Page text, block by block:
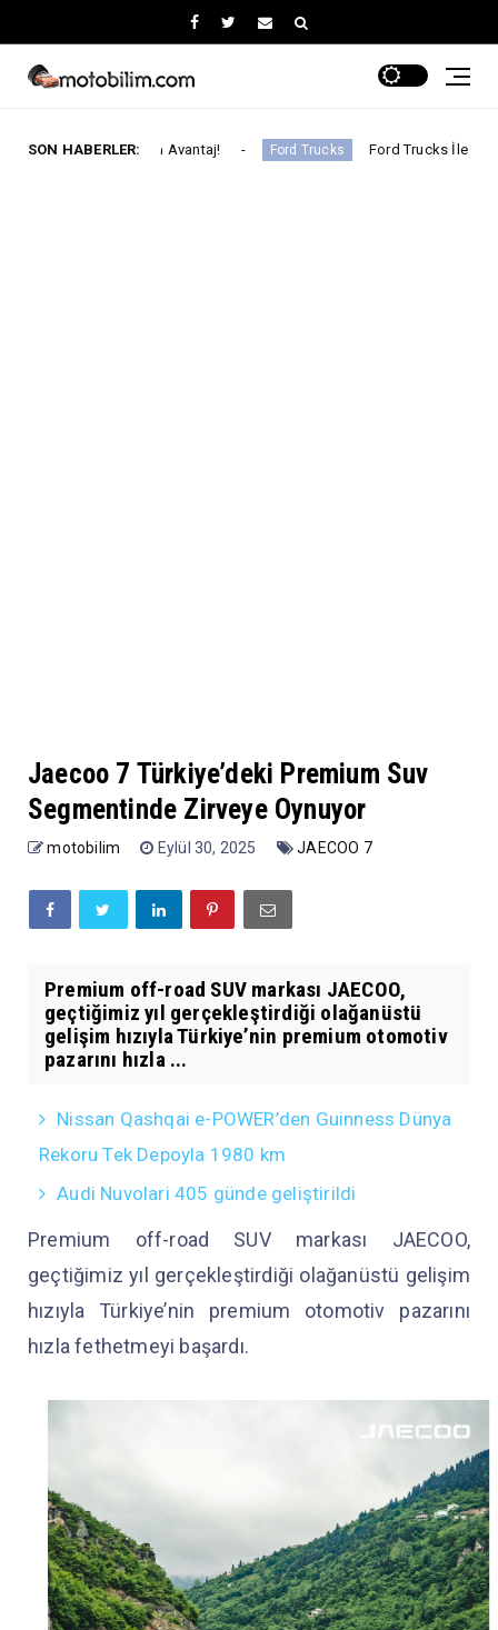
SON HABERLER:
Uygun Avantaj! Ford Trucks Ford Trucks İle Iveco Geliştirilecek
Jaecoo 7 Türkiye’deki Premium Suv
Segmentinde Zirveye Oynuyor
motobilim Eylül 30, 2025 JAECOO 7
Premium off-road SUV markası JAECOO,
geçtiğimiz yıl gerçekleştirdiği olağanüstü
gelişim hızıyla Türkiye’nin premium otomotiv
pazarını hızla ...
Nissan Qashqai e-POWER’den Guinness Dünya
Rekoru Tek Depoyla 1980 km
Audi Nuvolari 405 günde geliştirildi
Premium off-road SUV markası JAECOO,
geçtiğimiz yıl gerçekleştirdiği olağanüstü gelişim
hızıyla Türkiye’nin premium otomotiv pazarını
hızla fethetmeyi başardı.